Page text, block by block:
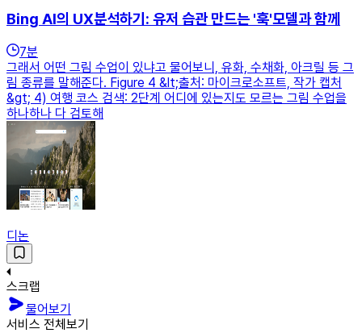
Bing AI의 UX분석하기: 유저 습관 만드는 '훅'모델과 함께
7분
그래서 어떤 그림 수업이 있냐고 물어보니, 유화, 수채화, 아크릴 등 그
림 종류를 말해준다. Figure 4 &lt;출처: 마이크로소프트, 작가 캡처
&gt; 4) 여행 코스 검색: 2단계 어디에 있는지도 모르는 그림 수업을
하나하나 다 검토해
디논
스크랩
물어보기
서비스 전체보기